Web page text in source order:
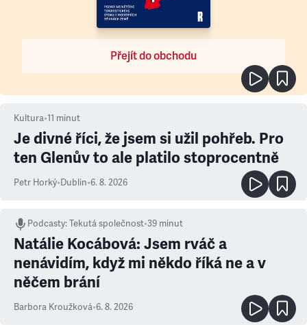
Přejít do obchodu
Kultura•11 minut
Je divné říci, že jsem si užil pohřeb. Pro
ten Glenův to ale platilo stoprocentně
Petr Horký•Dublin•6. 8. 2026
Podcasty:Tekutá společnost•39 minut
Natálie Kocábová: Jsem rváč a
nenávidím, když mi někdo říká ne a v
něčem brání
Barbora Kroužková•6. 8. 2026